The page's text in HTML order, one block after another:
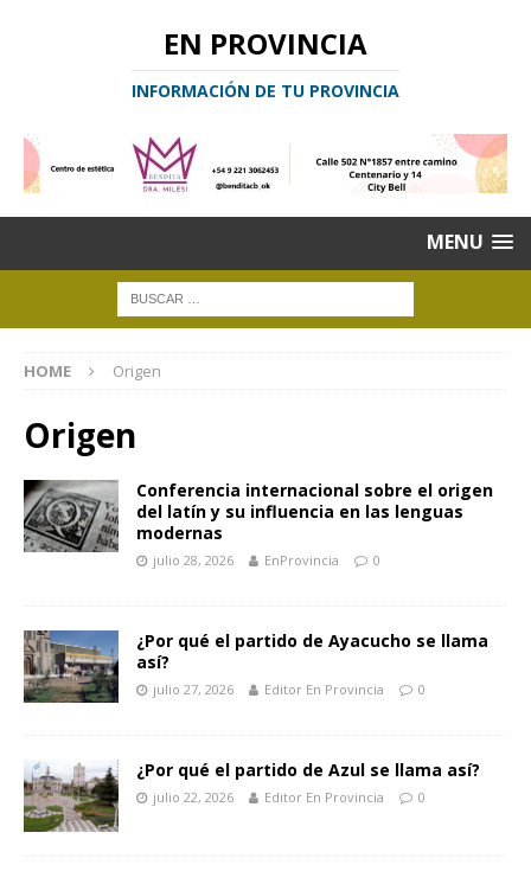
EN PROVINCIA
INFORMACIÓN DE TU PROVINCIA
MENU
HOME Origen
Origen
Conferencia internacional sobre el origen
del latín y su influencia en las lenguas
modernas
julio 28, 2026 EnProvincia 0
¿Por qué el partido de Ayacucho se llama
así?
julio 27, 2026 Editor En Provincia 0
¿Por qué el partido de Azul se llama así?
julio 22, 2026 Editor En Provincia 0